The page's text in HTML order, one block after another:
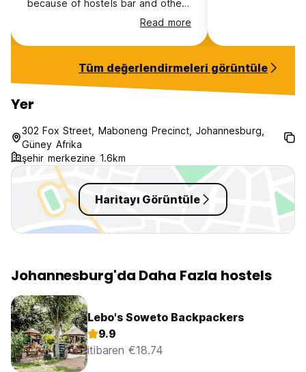
because of hostels bar and other
Read more
Tüm değerlendirmeleri görüntüle
Yer
302 Fox Street, Maboneng Precinct, Johannesburg,
Güney Afrika
şehir merkezine 1.6km
Haritayı Görüntüle
Johannesburg'da Daha Fazla hostels
Lebo's Soweto Backpackers
9.9
itibaren €18.74